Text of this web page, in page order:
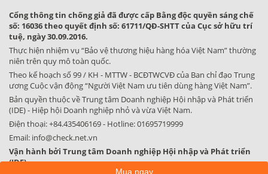
Cổng thông tin chống giả đã được cấp Bằng độc quyền sáng chế
số: 16036 theo quyết định số: 61711/QĐ-SHTT của Cục sở hữu trí
tuệ, ngày 30.09.2016.
Thực hiện nhiệm vụ “Bảo vệ thương hiệu hàng hóa Việt Nam” thường
niên trên quy mô toàn quốc.
Theo kế hoạch số 99 / KH - MTTW - BCĐTWCVĐ của Ban chỉ đạo Trung
ương Cuộc vận động “Người Việt Nam ưu tiên dùng hàng Việt Nam”.
Bản quyền thuộc về Trung tâm Doanh nghiệp Hội nhập và Phát triển
(IDE) - Hiệp hội Doanh nghiệp nhỏ và vừa Việt Nam.
Điện thoại:+84.435406169- Hotline:01695719999
Email: info@check.net.vn
Vận hành bởi Trung tâm Doanh nghiệp Hội nhập và Phát triển
(IDE)